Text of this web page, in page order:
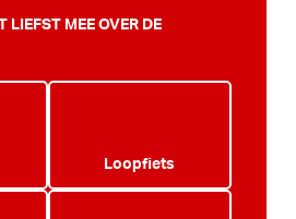
MEE OVER DE
Loopfiets